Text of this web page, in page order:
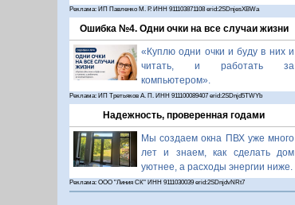
Реклама: ИП Павленко М. Р. ИНН 911103871108 erid:2SDnjesXBWa
Ошибка №4. Одни очки на все случаи жизни
«Куплю одни очки и буду в них и
читать, и работать за
компьютером».
Реклама: ИП Третьяков А. П. ИНН 911100089407 erid:2SDnjd5TWYb
Надежность, проверенная годами
Мы создаем окна ПВХ уже много
лет и знаем, как сделать дом
уютнее, а расходы энергии ниже.
Реклама: ООО "Линия СК" ИНН 9111030039 erid:2SDnjdvNRt7